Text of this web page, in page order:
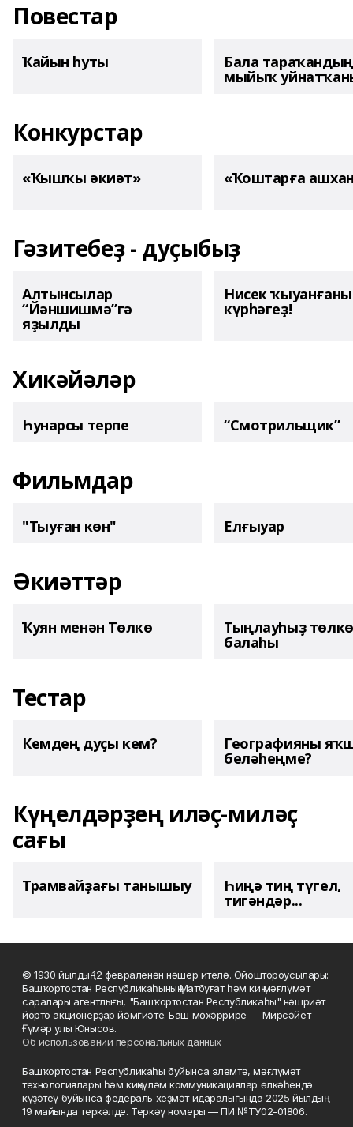
Повестар
Ҡайын һуты Бала тараҡандың
мыйыҡ
Конкурстар
«Ҡышҡы әкиәт» «Ҡоштарға
Гәзитебеҙ - дуҫыбыҙ
Алтынсылар
“Йәншишмә”гә
яҙылды
Нисек
күрһәгеҙ!
Хикәйәләр
Һунарсы терпе “Смотрильщик”
Фильмдар
"Тыуған көн" Елғыуар
Әкиәттәр
Ҡуян менән Төлкө Тыңлауһыҙ төлкө
балаһы
Тестар
Кемдең дуҫы кем? Географияны
беләһеңме?
Күңелдәрҙең иләҫ-миләҫ
сағы
Трамвайҙағы танышыу Һиңә тиң түгел,
тигәндәр...
© 1930 йылдың 12 февраленән нәшер ителә. Ойоштороусылары:
Башҡортостан Республикаһының Матбуғат һәм киң мәғлүмәт
саралары агентлығы, "Башҡортостан Республикаһы" нәшриәт
йорто акционерҙар йәмғиәте. Баш мөхәррире — Мирсәйет
Ғүмәр улы Юнысов.
Об использовании персональных данных
Башҡортостан Республикаһы буйынса элемтә, мәғлүмәт
технологиялары һәм киңкүләм коммуникациялар өлкәһендә
күҙәтеү буйынса федераль хеҙмәт идаралығында 2025 йылдың
19 майында теркәлде. Теркәү номеры — ПИ №ТУ02-01806.